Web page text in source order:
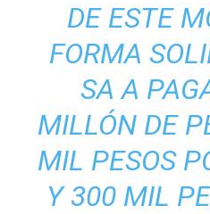
DE ESTE
FORMA
SA A
MILLÓN DE
MIL PESOS
Y 300 MIL